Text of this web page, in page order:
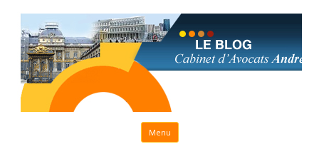
Menu Aller au contenu principal